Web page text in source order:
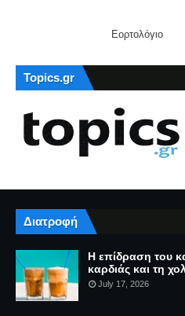
Εορτολόγιο
Topics.gr
Διατροφή
Η επίδραση του
καρδιάς και τη
July 17, 2026